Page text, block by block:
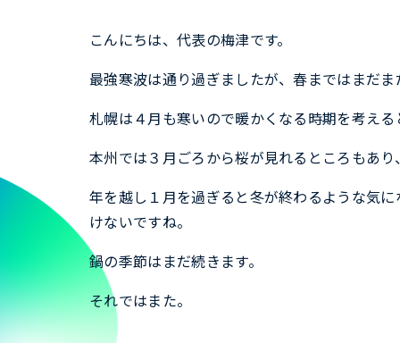
こんにちは、代表の梅津です。
最強寒波は通り過ぎましたが、春まではまだま
札幌は４月も寒いので暖かくなる時期を考え
本州では３月ごろから桜が見れるところもあ
年を越し１月を過ぎると冬が終わるような気
けないですね。
鍋の季節はまだ続きます。
それではまた。